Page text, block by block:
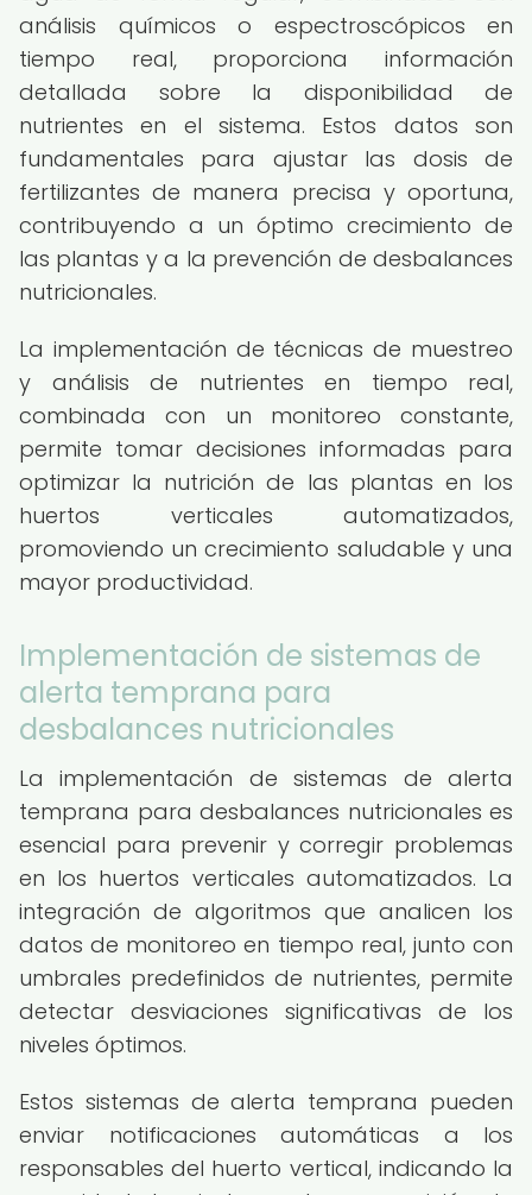
análisis químicos o espectroscópicos en
tiempo real, proporciona información
detallada sobre la disponibilidad de
nutrientes en el sistema. Estos datos son
fundamentales para ajustar las dosis de
fertilizantes de manera precisa y oportuna,
contribuyendo a un óptimo crecimiento de
las plantas y a la prevención de desbalances
nutricionales.
La implementación de técnicas de muestreo
y análisis de nutrientes en tiempo real,
combinada con un monitoreo constante,
permite tomar decisiones informadas para
optimizar la nutrición de las plantas en los
huertos verticales automatizados,
promoviendo un crecimiento saludable y una
mayor productividad.
Implementación de sistemas de
alerta temprana para
desbalances nutricionales
La implementación de sistemas de alerta
temprana para desbalances nutricionales es
esencial para prevenir y corregir problemas
en los huertos verticales automatizados. La
integración de algoritmos que analicen los
datos de monitoreo en tiempo real, junto con
umbrales predefinidos de nutrientes, permite
detectar desviaciones significativas de los
niveles óptimos.
Estos sistemas de alerta temprana pueden
enviar notificaciones automáticas a los
responsables del huerto vertical, indicando la